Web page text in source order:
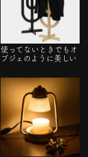
使ってないときでもオ
ブジェのように美しい